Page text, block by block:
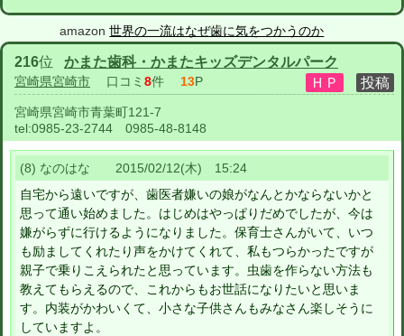
amazon世界の一流はなぜ歯に気をつかうのか
216位 かまた歯科・かまたキッズデンタルパーク
宮崎県宮崎市 口コミ 8件 13P
宮崎県宮崎市青葉町121-7
tel:0985-23-2744 0985-48-8148
(8) なのはな 2015/02/12(木) 15:24
自宅から遠いですが、歯医者嫌いの娘がなんとかならないかと
思って通い始めました。はじめはやっぱりだめでしたが、今は
嫌がらずに行けるようになりました。保育士さんがいて、いつ
も励ましてくれたり声をかけてくれて、私もつらかったですが
親子で乗りこえられたと思っています。虫歯を作らない方法も
教えてもらえるので、これからもお世話になりたいと思いま
す。内装がかわいくて、小さな子供さんもみなさん楽しそうに
していますよ。